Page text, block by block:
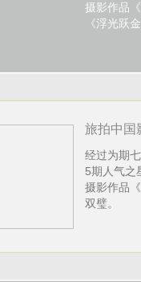
摄影作品
《浮光跃
旅拍中国
1107)
经过为期
5期人气之
摄影作品
双璧。